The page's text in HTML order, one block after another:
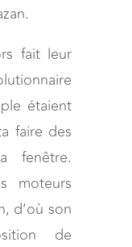
fait leur
étaient
faire des
fenêtre.
moteurs
d’où son
de